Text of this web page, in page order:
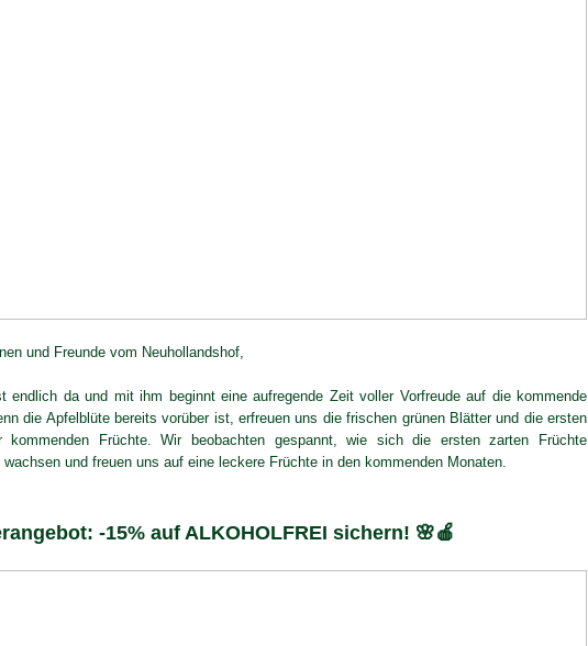
und Freunde vom Neuhollandshof,
endlich da und mit ihm beginnt eine aufregende Zeit voller Vorfreude auf die kommende
die Apfelblüte bereits vorüber ist, erfreuen uns die frischen grünen Blätter und die ersten
kommenden Früchte. Wir beobachten gespannt, wie sich die ersten zarten Früchte
und freuen uns auf eine leckere Früchte in den kommenden Monaten.
-15% auf ALKOHOLFREI sichern! 🌸🍎